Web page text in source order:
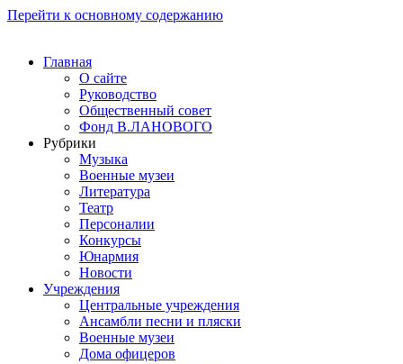
Перейти к основному содержанию
Главная
О сайте
Руководство
Общественный совет
Фонд В.ЛАНОВОГО
Рубрики
Музыка
Военные музеи
Литература
Театр
Персоналии
Конкурсы
Юнармия
Новости
Учреждения
Центральные учреждения
Ансамбли песни и пляски
Военные музеи
Дома офицеров